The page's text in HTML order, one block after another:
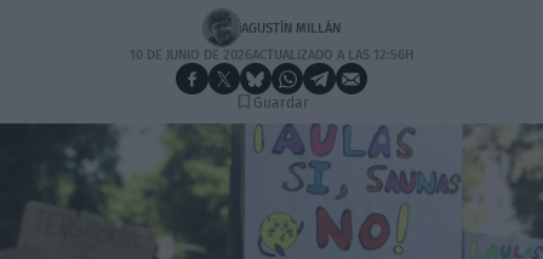
AGUSTÍN MILLÁN
10 DE JUNIO DE 2026ACTUALIZADO A LAS 12:56H
Guardar